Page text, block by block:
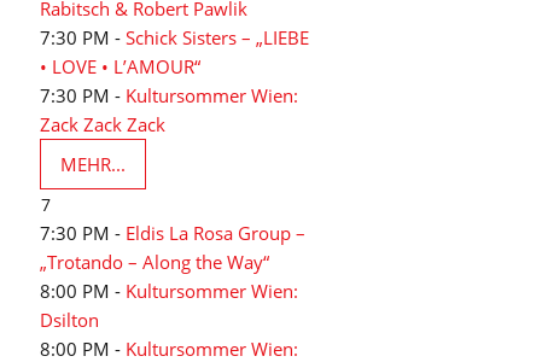
Rabitsch & Robert Pawlik
7:30 PM - Schick Sisters – „LIEBE
• LOVE • L’AMOUR“
7:30 PM - Kultursommer Wien:
Zack Zack Zack
MEHR...
7
7:30 PM - Eldis La Rosa Group –
„Trotando – Along the Way“
8:00 PM - Kultursommer Wien:
Dsilton
8:00 PM - Kultursommer Wien: